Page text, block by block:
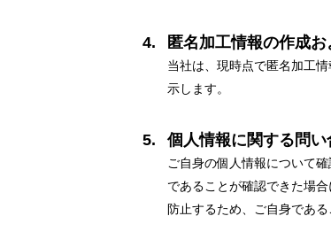
匿名加工情報の作成
当社は、現時点で匿名加工
示します。
個人情報に関する問
ご自身の個人情報について
であることが確認できた場
防止するため、ご自身であ